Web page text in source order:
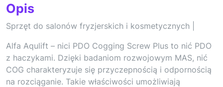
Opis
Sprzęt do salonów fryzjerskich i kosmetycznych |
Alfa Aqulift – nici PDO Cogging Screw Plus to nić PDO
z haczykami. Dzięki badaniom rozwojowym MAS, nić
COG charakteryzuje się przyczepnością i odpornością
na rozciąganie. Takie właściwości umożliwiają